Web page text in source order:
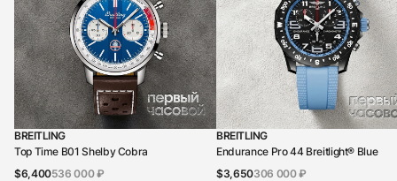
BREITLING
Top Time B01 Shelby Cobra
$6,400536 000 ₽
BREITLING
Endurance Pro 44 Breitlight® Blue
$3,650306 000 ₽